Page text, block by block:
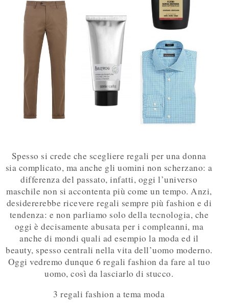
Spesso si crede che scegliere regali per una donna
sia complicato, ma anche gli uomini non scherzano: a
differenza del passato, infatti, oggi l’universo
maschile non si accontenta più come un tempo. Anzi,
desidererebbe ricevere regali sempre più fashion e di
tendenza: e non parliamo solo della tecnologia, che
oggi è decisamente abusata per i compleanni, ma
anche di mondi quali ad esempio la moda ed il
beauty, spesso centrali nella vita dell’uomo moderno.
Oggi vedremo dunque 6 regali fashion da fare al tuo
uomo, così da lasciarlo di stucco.
3 regali fashion a tema moda